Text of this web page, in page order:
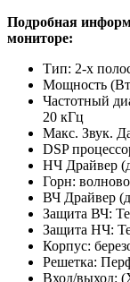
Подробная
мониторе:
Тип: 2-х
Мощность
Частотный
20 кГц
Макс. Звук.
DSP
НЧ Драйвер
Горн:
ВЧ Драйвер
Защита ВЧ:
Защита НЧ:
Корпус:
Решетка:
Вход/выход: